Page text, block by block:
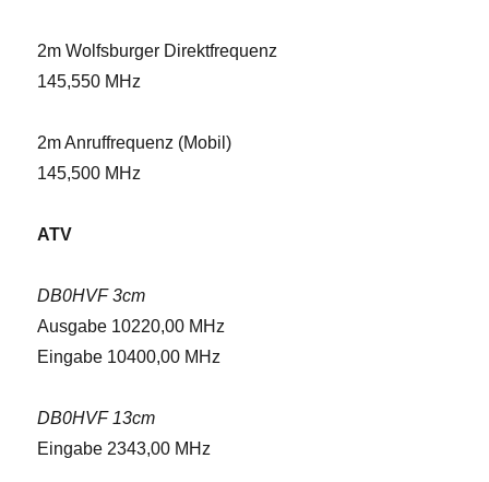
2m Wolfsburger Direktfrequenz
145,550 MHz
2m Anruffrequenz (Mobil)
145,500 MHz
ATV
DB0HVF 3cm
Ausgabe 10220,00 MHz
Eingabe 10400,00 MHz
DB0HVF 13cm
Eingabe 2343,00 MHz